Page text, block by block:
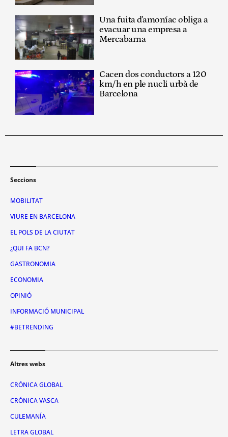
Una fuita d'amoníac obliga a
evacuar una empresa a
Mercabarna
Cacen dos conductors a 120
km/h en ple nucli urbà de
Barcelona
Seccions
MOBILITAT
VIURE EN BARCELONA
EL POLS DE LA CIUTAT
¿QUI FA BCN?
GASTRONOMIA
ECONOMIA
OPINIÓ
INFORMACIÓ MUNICIPAL
#BETRENDING
Altres webs
CRÓNICA GLOBAL
CRÓNICA VASCA
CULEMANÍA
LETRA GLOBAL